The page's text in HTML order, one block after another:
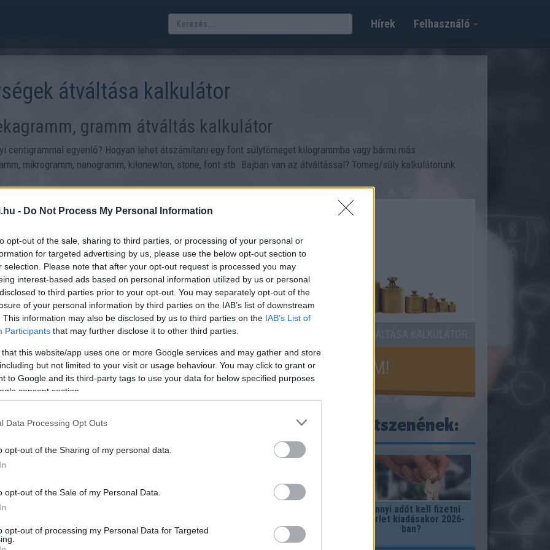
- Do Not Process My Personal Information
opt-out of the sale, sharing to third parties, or processing of your personal or
for targeted advertising by us, please use the below opt-out section to
selection. Please note that after your opt-out request is processed you may
interest-based ads based on personal information utilized by us or personal
to third parties prior to your opt-out. You may separately opt-out of the
of your personal information by third parties on the IAB’s list of downstream
This information may also be disclosed by us to third parties on the IAB’s List of
Participants that may further disclose it to other third parties.
that this website/app uses one or more Google services and may gather and store
but not limited to your visit or usage behaviour. You may click to grant or
to Google and its third-party tags to use your data for below specified purposes
consent section.
Data Processing Opt Outs
opt-out of the Sharing of my personal data.
opt-out of the Sale of my Personal Data.
opt-out of processing my Personal Data for Targeted
Felhasználó
Hírek
átváltása kalkulátor
gramm átváltás kalkulátor
centigrammal egyenlő? Hogyan lehet átszámítani egy font súlytömeget kilogrammba vagy bármi más
mikrogramm, nanogramm, kilonewton, stone, font stb. Bajban van az átváltással? Tömeg/súly kalkulátorunk
tette szükségessé, amit eleinte
de a száraz anyagok esetében is
során akkor vált döntő fontosságúvá,
ugyanis az első pénzdarabok nem
nemesfémdarabok voltak.
elfogadhatóságát súlyméréssel kellett
kereskedők' a mérlegeket és
a mai napig nem tűnt el a
mindmáig fontos feladat.
; a jele kg. A kilogram azért különleges SI
állandón alapszik, hanem egy etalon
őrzik a
TÖMEG (SÚLY) MÉRTÉKEGYSÉGEK ÁTVÁLTÁSA KALKULÁTOR
KISZÁMOLOM!
Lehet hogy ezek is tetszenének:
Mennyi adót kell fizetni
albérlet kiadásakor 2026-
ban?